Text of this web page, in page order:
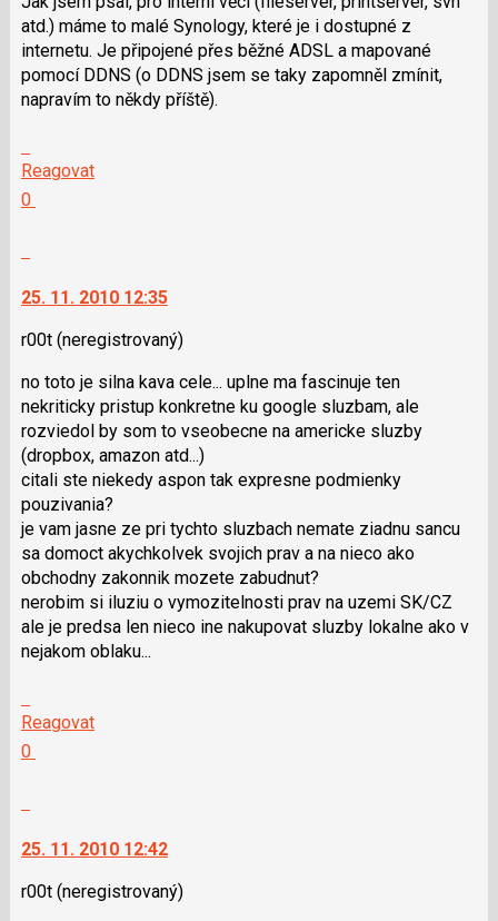
atd.) máme to malé Synology, které je i dostupné z
internetu. Je připojené přes běžné ADSL a mapované
pomocí DDNS (o DDNS jsem se taky zapomněl zmínit,
napravím to někdy příště).
na
navigaci
lze
použít
klávesy
N
pro
následující
a
P
pro
předchozí
nový
názor
Reagovat
0
jako
25. 11. 2010 12:35
r00t (neregistrovaný)
no toto je silna kava cele... uplne ma fascinuje ten
nekriticky pristup konkretne ku google sluzbam, ale
rozviedol by som to vseobecne na americke sluzby
(dropbox, amazon atd...)
citali ste niekedy aspon tak expresne podmienky
pouzivania?
je vam jasne ze pri tychto sluzbach nemate ziadnu sancu
sa domoct akychkolvek svojich prav a na nieco ako
obchodny zakonnik mozete zabudnut?
nerobim si iluziu o vymozitelnosti prav na uzemi SK/CZ
ale je predsa len nieco ine nakupovat sluzby lokalne ako v
nejakom oblaku...
na
navigaci
lze
použít
Reagovat
0
jako
25. 11. 2010 12:42
r00t (neregistrovaný)